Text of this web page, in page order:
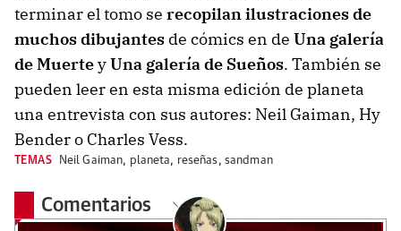
terminar el tomo se recopilan ilustraciones de
muchos dibujantes de cómics en de Una galería
de MuerteyUna galería de Sueños. También se
pueden leer en esta misma edición de planeta
una entrevista con sus autores: Neil Gaiman, Hy
Bender o Charles Vess.
TEMAS Neil Gaiman, planeta, reseñas, sandman
Comentarios